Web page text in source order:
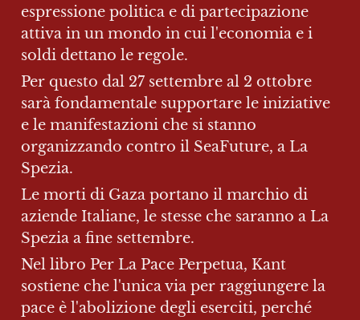
espressione politica e di partecipazione
attiva in un mondo in cui l'economia e i
soldi dettano le regole.
Per questo dal 27 settembre al 2 ottobre
sarà fondamentale supportare le iniziative
e le manifestazioni che si stanno
organizzando contro il SeaFuture, a La
Spezia.
Le morti di Gaza portano il marchio di
aziende Italiane, le stesse che saranno a La
Spezia a fine settembre.
Nel libro Per La Pace Perpetua, Kant
sostiene che l'unica via per raggiungere la
pace è l'abolizione degli eserciti, perché